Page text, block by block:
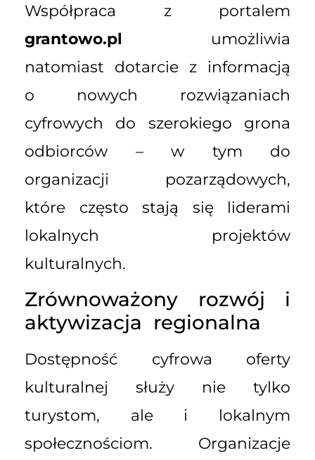
Współpraca z portalem
grantowo.pl umożliwia
natomiast dotarcie z informacją
o nowych rozwiązaniach
cyfrowych do szerokiego grona
odbiorców – w tym do
organizacji pozarządowych,
które często stają się liderami
lokalnych projektów
kulturalnych.
Zrównoważony rozwój i
aktywizacja regionalna
Dostępność cyfrowa oferty
kulturalnej służy nie tylko
turystom, ale i lokalnym
społecznościom. Organizacje